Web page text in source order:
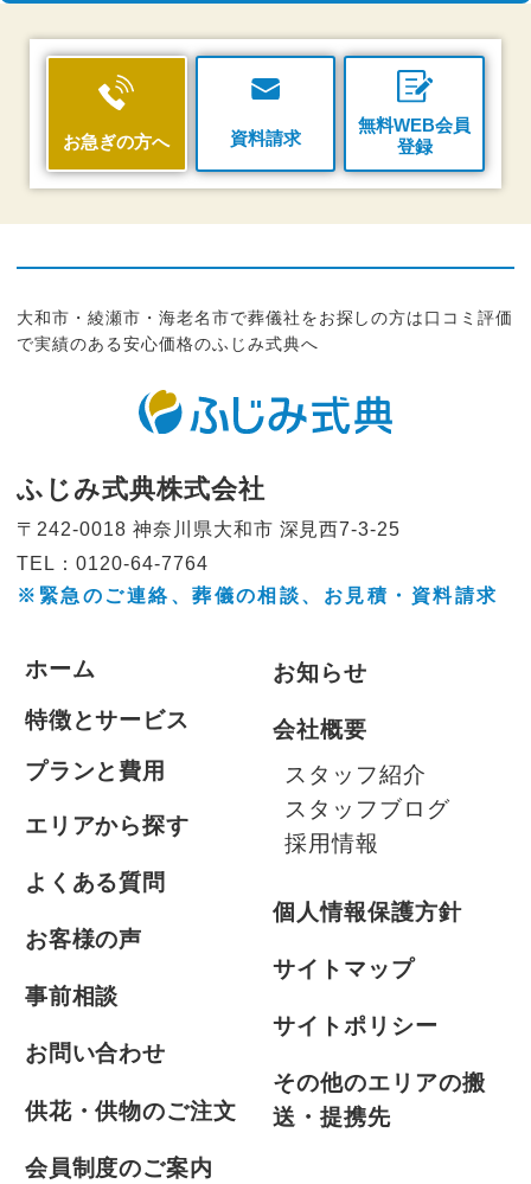
お急ぎの方へ 資料請求
無料WEB会員
登録
大和市・綾瀬市・海老名市で葬儀社をお探しの方は口コミ評価
で実績のある安心価格のふじみ式典へ
ふじみ式典株式会社
〒242-0018 神奈川県大和市 深見西7-3-25
TEL：0120-64-7764
※緊急のご連絡、葬儀の相談、 お見積・資料請求
ホーム
特徴とサービス
プランと費用
エリアから探す
よくある質問
お客様の声
事前相談
お問い合わせ
供花・供物のご注文
会員制度のご案内
お知らせ
会社概要
スタッフ紹介
スタッフブログ
採用情報
個人情報保護方針
サイトマップ
サイトポリシー
その他のエリアの搬
送・提携先